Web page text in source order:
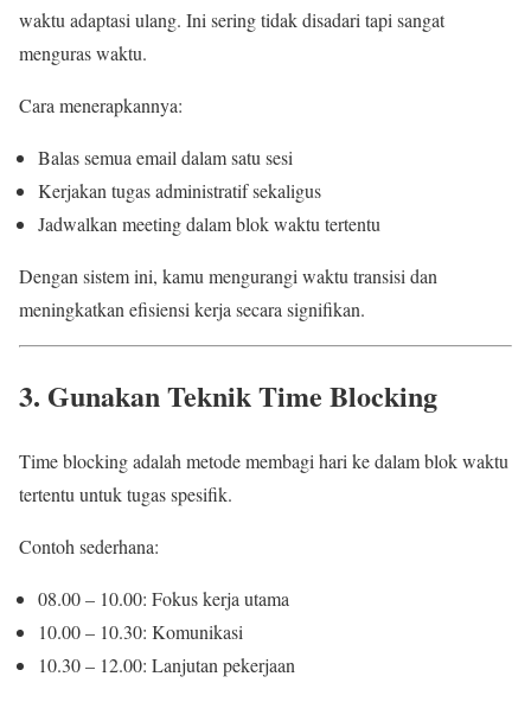
waktu adaptasi ulang. Ini sering tidak disadari tapi sangat
menguras waktu.
Cara menerapkannya:
Balas semua email dalam satu sesi
Kerjakan tugas administratif sekaligus
Jadwalkan meeting dalam blok waktu tertentu
Dengan sistem ini, kamu mengurangi waktu transisi dan
meningkatkan efisiensi kerja secara signifikan.
3. Gunakan Teknik Time Blocking
Time blocking adalah metode membagi hari ke dalam blok waktu
tertentu untuk tugas spesifik.
Contoh sederhana:
08.00 – 10.00: Fokus kerja utama
10.00 – 10.30: Komunikasi
10.30 – 12.00: Lanjutan pekerjaan